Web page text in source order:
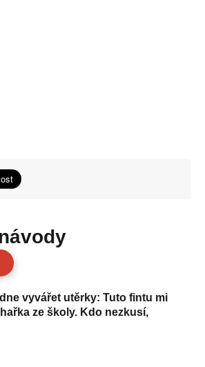
vyvářet utěrky: Tuto fintu mi
ze školy. Kdo nezkusí,